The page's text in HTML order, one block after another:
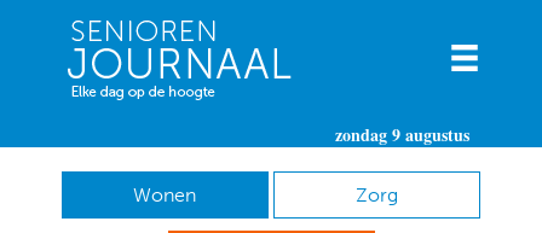
zondag 9 augustus
Wonen Zorg